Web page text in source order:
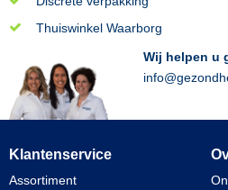
Thuiswinkel Waarborg
Wij helpen u
Klantenservice
Assortiment